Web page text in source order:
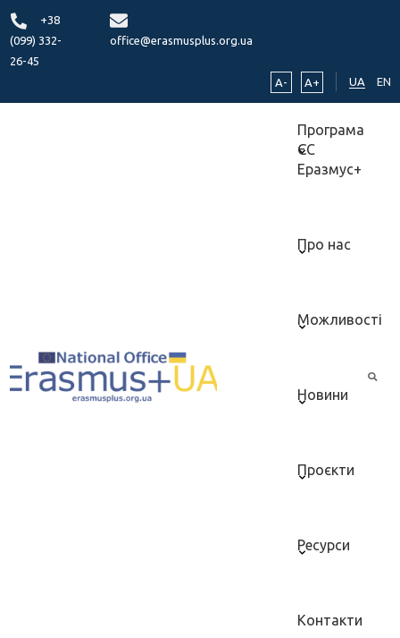
+38
(099) 332-
26-45
office@erasmusplus.org.ua
A- A+ UA EN
Програма
ЄС
Еразмус+
Про нас
Можливості
Новини
Проєкти
Ресурси
Контакти